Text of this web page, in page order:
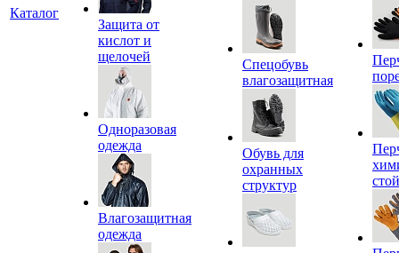
Каталог
Защита от
кислот и
щелочей
Одноразовая
одежда
Влагозащитная
одежда
Спецобувь
влагозащитная
Обувь для
охранных
структур